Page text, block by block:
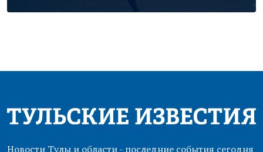
Новости Тулы и области - последние события сегодня